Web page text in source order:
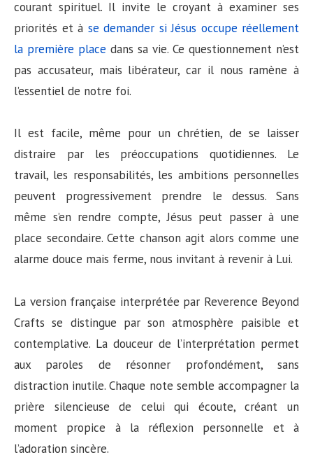
courant spirituel. Il invite le croyant à examiner ses
priorités et à se demander si Jésus occupe réellement
la première place dans sa vie. Ce questionnement n’est
pas accusateur, mais libérateur, car il nous ramène à
l’essentiel de notre foi.
Il est facile, même pour un chrétien, de se laisser
distraire par les préoccupations quotidiennes. Le
travail, les responsabilités, les ambitions personnelles
peuvent progressivement prendre le dessus. Sans
même s’en rendre compte, Jésus peut passer à une
place secondaire. Cette chanson agit alors comme une
alarme douce mais ferme, nous invitant à revenir à Lui.
La version française interprétée par Reverence Beyond
Crafts se distingue par son atmosphère paisible et
contemplative. La douceur de l’interprétation permet
aux paroles de résonner profondément, sans
distraction inutile. Chaque note semble accompagner la
prière silencieuse de celui qui écoute, créant un
moment propice à la réflexion personnelle et à
l’adoration sincère.